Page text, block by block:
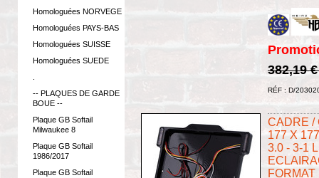
Homologuées NORVEGE
Homologuées PAYS-BAS
Homologuées SUISSE
Homologuées SUEDE
-- PLAQUES DE GARDE
BOUE --
Plaque GB Softail
Milwaukee 8
Plaque GB Softail
1986/2017
Plaque GB Softail
382,19
RÉF : D/
CADRE /
177 X
3.0 - 3-1
FORMAT